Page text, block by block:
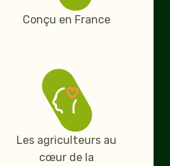
Conçu en France
Les agriculteurs au
cœur de la